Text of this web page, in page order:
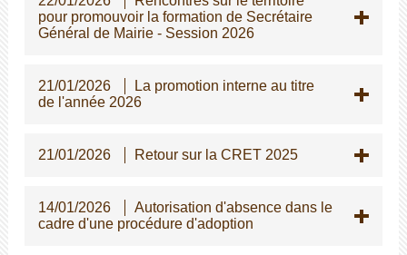
pour promouvoir la formation de Secrétaire
Général de Mairie - Session 2026
21/01/2026
La promotion interne au titre
de l'année 2026
21/01/2026 Retour sur la CRET 2025
14/01/2026
Autorisation d'absence dans le
cadre d'une procédure d'adoption